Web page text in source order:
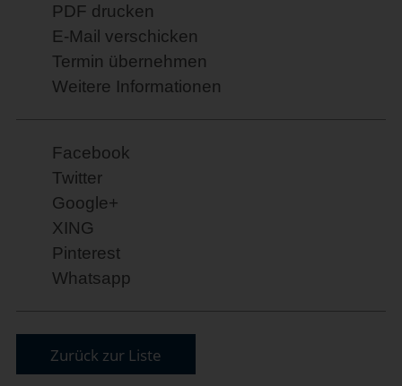
PDF drucken
E-Mail verschicken
Termin übernehmen
Weitere Informationen
Facebook
Twitter
Google+
XING
Pinterest
Whatsapp
Zurück zur Liste